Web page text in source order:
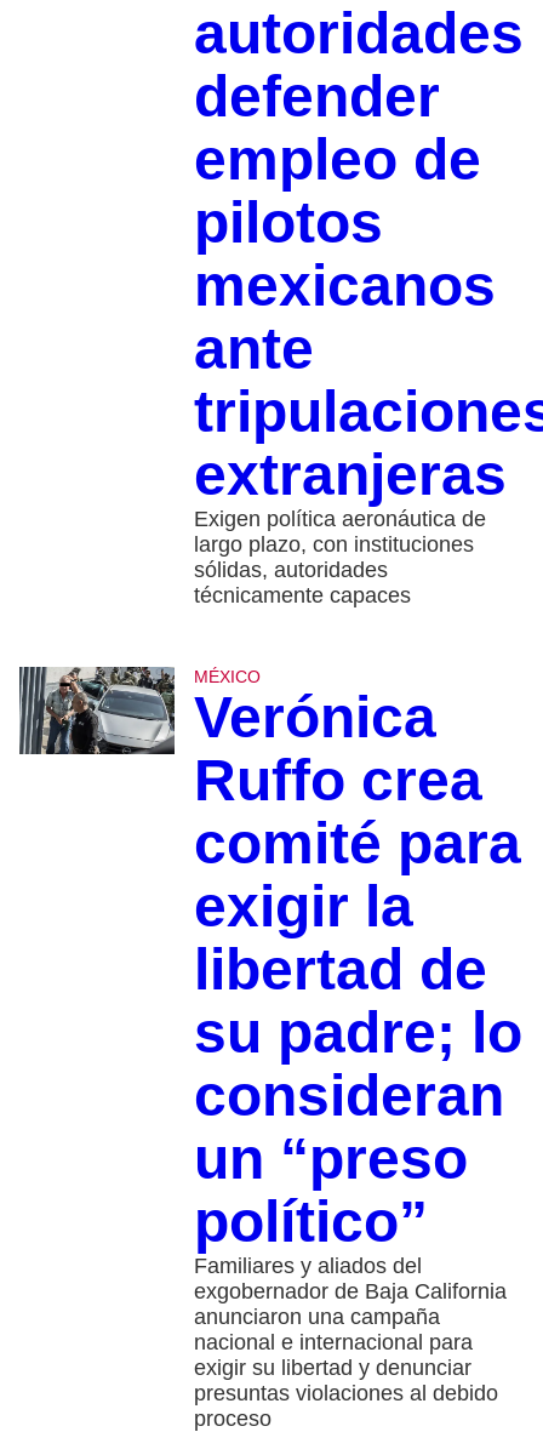
autoridades
defender
empleo de
pilotos
mexicanos
ante
extranjeras
Exigen política aeronáutica de
largo plazo, con instituciones
sólidas, autoridades
técnicamente capaces
MÉXICO
Verónica
Ruffo crea
comité para
exigir la
libertad de
su padre; lo
consideran
un “preso
político”
Familiares y aliados del
exgobernador de Baja California
anunciaron una campaña
nacional e internacional para
exigir su libertad y denunciar
presuntas violaciones al debido
proceso